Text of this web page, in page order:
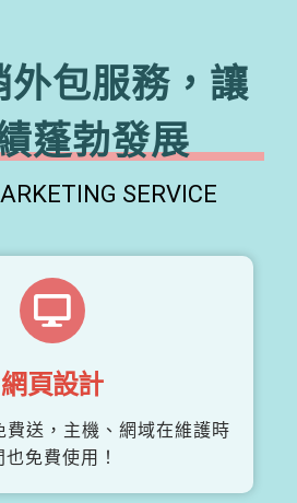
外包服務，讓
蓬勃發展
SERVICE
網頁設計
費送，主機、網域在維護時
也免費使用！